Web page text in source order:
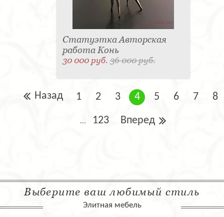
Статуэтка Авторская
работа Конь
30 000 руб.36 000 руб.
Назад 1 2 3 4 5 6 7 8
... 123 Вперед
Выберите ваш любимый стиль
Элитная мебель